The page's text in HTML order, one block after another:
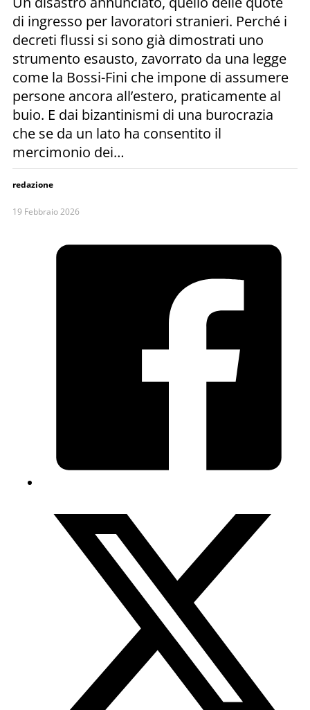
di ingresso per lavoratori stranieri. Perché i
decreti flussi si sono già dimostrati uno
strumento esausto, zavorrato da una legge
come la Bossi-Fini che impone di assumere
persone ancora all’estero, praticamente al
buio. E dai bizantinismi di una burocrazia
che se da un lato ha consentito il
mercimonio dei…
redazione
19 Febbraio 2026